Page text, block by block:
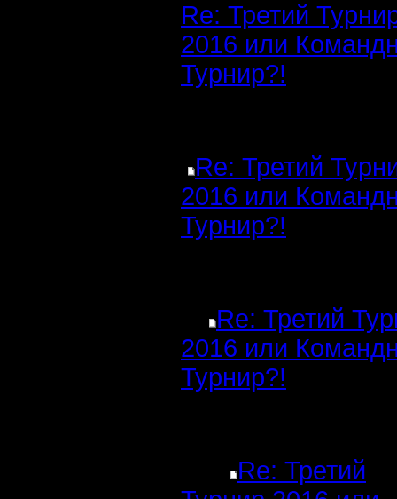
Re: Третий
2016 или
Турнир?!
Re: Третий
2016 или
Турнир?!
Re: Третий
2016 или
Турнир?!
Re: Третий